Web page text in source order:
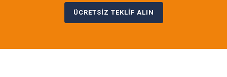
ÜCRETSİZ TEKLİF ALIN